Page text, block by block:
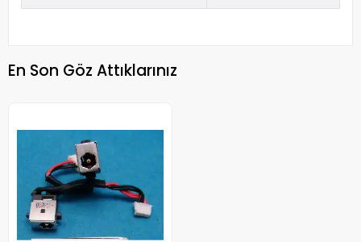
En Son Göz Attıklarınız